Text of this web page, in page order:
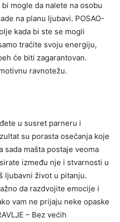
mogle da nalete na osobu
na planu ljubavi. POSAO-
kada bi ste se mogli
traćite svoju energiju,
će biti zagarantovan.
ravnotežu.
u susret parneru i
su porasta osećanja koje
sada mašta postaje veoma
između nje i stvarnosti u
ljubavni život u pitanju.
da razdvojite emocije i
vam ne prijaju neke opaske
– Bez većih